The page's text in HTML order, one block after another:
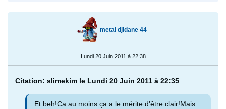
metal djidane 44
Lundi 20 Juin 2011 à 22:38
Citation: slimekim le Lundi 20 Juin 2011 à 22:35
Et beh!Ca au moins ça a le mérite d'être clair!Mais